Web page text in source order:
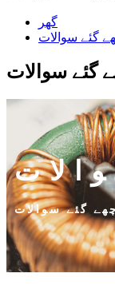
گھر
گئے سوالات
گئے سوالات
گئے سوالات